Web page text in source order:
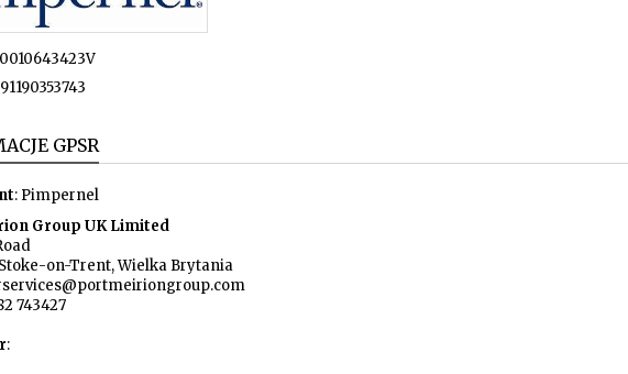
GPSR
: Pimpernel
Group UK Limited
Stoke-on-Trent, Wielka Brytania
743427
: